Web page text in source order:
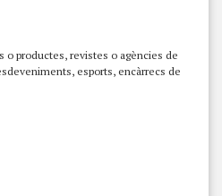
o productes, revistes o agències de
esports, encàrrecs de